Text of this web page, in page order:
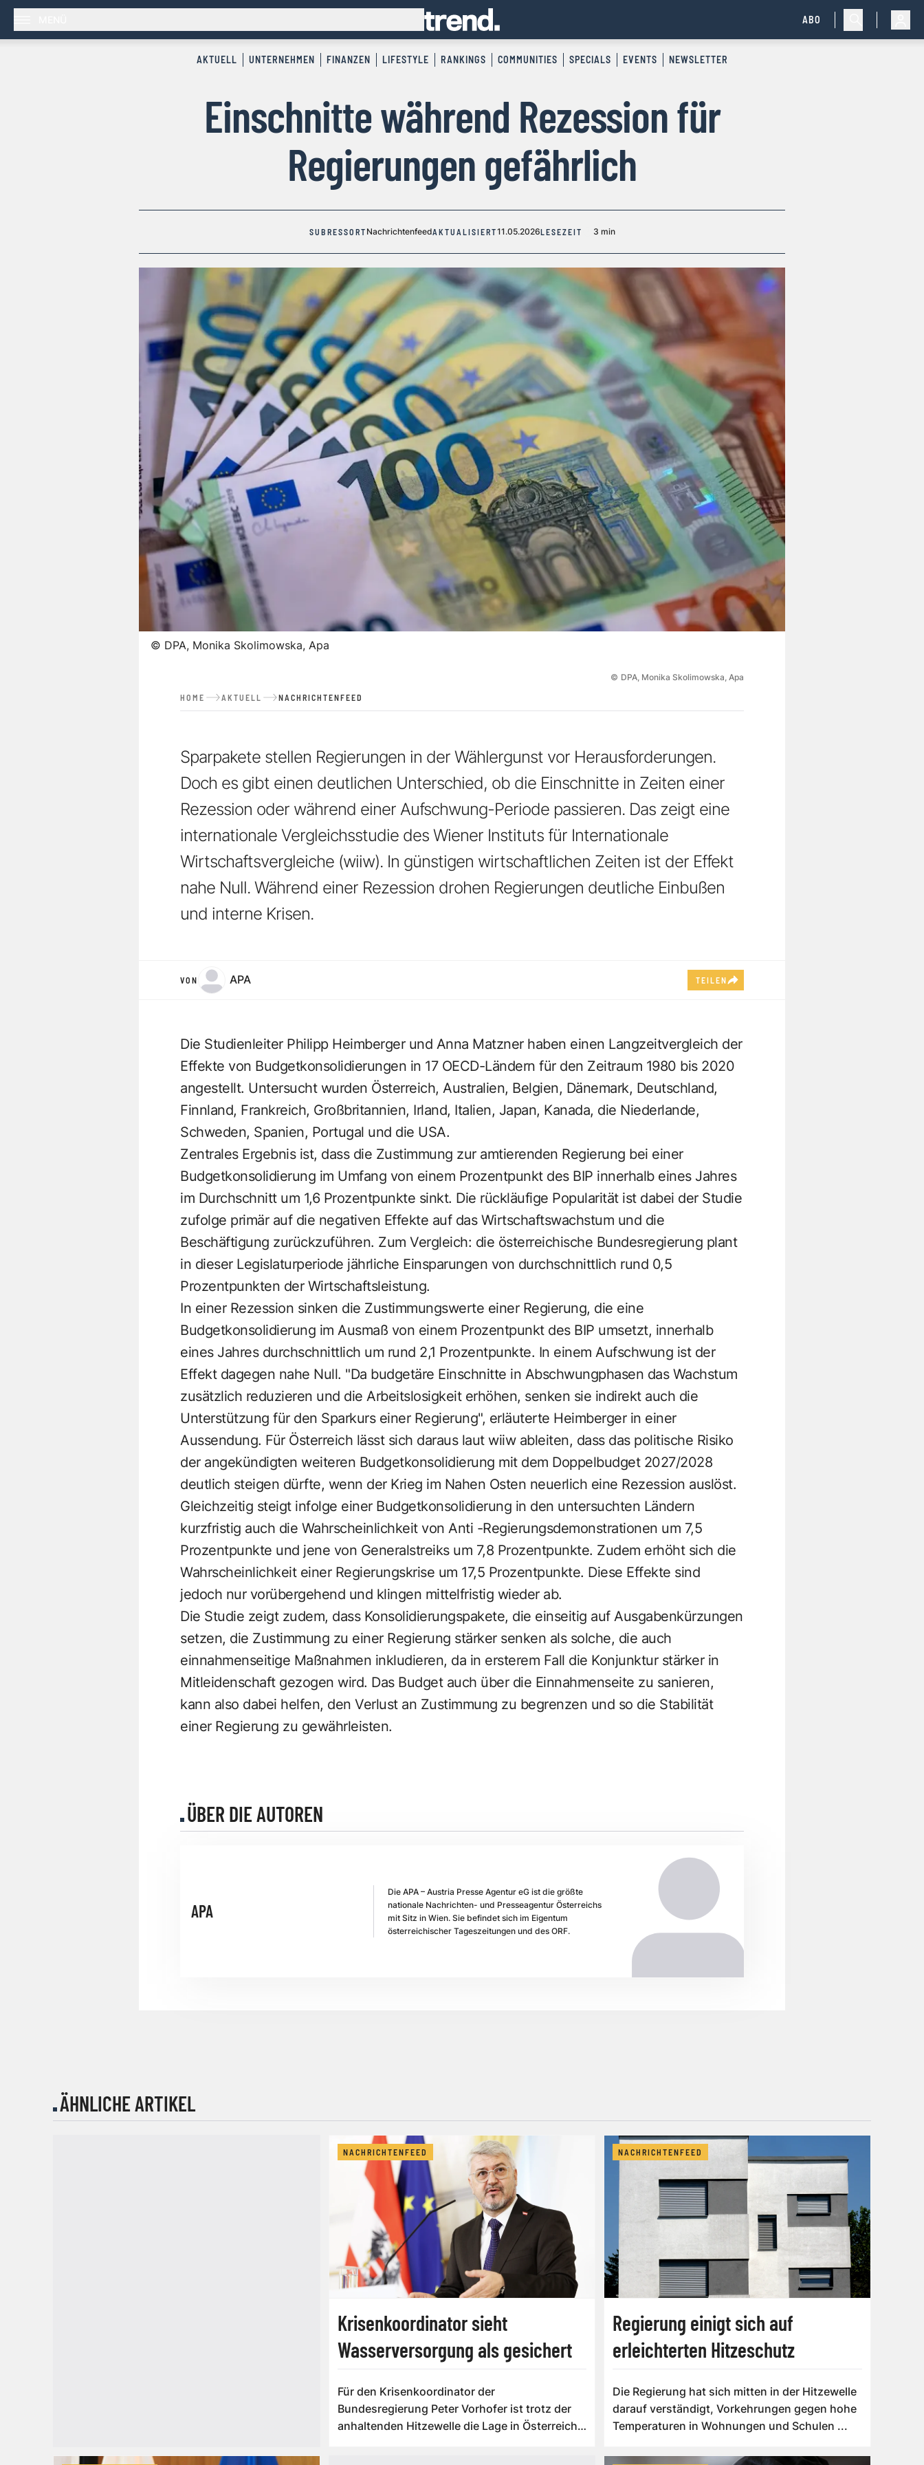
ABO
AKTUELL UNTERNEHMEN FINANZEN LIFESTYLE RANKINGS COMMUNITIES SPECIALS EVENTS NEWSLETTER
Einschnitte während Rezession für
Regierungen gefährlich
SUBRESSORT NachrichtenfeedAKTUALISIERT11.05.2026LESEZEIT 3 min
© DPA, Monika Skolimowska, Apa
© DPA, Monika Skolimowska, Apa
HOME AKTUELL NACHRICHTENFEED
Sparpakete stellen Regierungen in der Wählergunst vor Herausforderungen.
Doch es gibt einen deutlichen Unterschied, ob die Einschnitte in Zeiten einer
Rezession oder während einer Aufschwung-Periode passieren. Das zeigt eine
internationale Vergleichsstudie des Wiener Instituts für Internationale
Wirtschaftsvergleiche (wiiw). In günstigen wirtschaftlichen Zeiten ist der Effekt
nahe Null. Während einer Rezession drohen Regierungen deutliche Einbußen
und interne Krisen.
VON APA TEILEN
Die Studienleiter Philipp Heimberger und Anna Matzner haben einen Langzeitvergleich der
Effekte von Budgetkonsolidierungen in 17 OECD-Ländern für den Zeitraum 1980 bis 2020
angestellt. Untersucht wurden Österreich, Australien, Belgien, Dänemark, Deutschland,
Finnland, Frankreich, Großbritannien, Irland, Italien, Japan, Kanada, die Niederlande,
Schweden, Spanien, Portugal und die USA.
Zentrales Ergebnis ist, dass die Zustimmung zur amtierenden Regierung bei einer
Budgetkonsolidierung im Umfang von einem Prozentpunkt des BIP innerhalb eines Jahres
im Durchschnitt um 1,6 Prozentpunkte sinkt. Die rückläufige Popularität ist dabei der Studie
zufolge primär auf die negativen Effekte auf das Wirtschaftswachstum und die
Beschäftigung zurückzuführen. Zum Vergleich: die österreichische Bundesregierung plant
in dieser Legislaturperiode jährliche Einsparungen von durchschnittlich rund 0,5
Prozentpunkten der Wirtschaftsleistung.
In einer Rezession sinken die Zustimmungswerte einer Regierung, die eine
Budgetkonsolidierung im Ausmaß von einem Prozentpunkt des BIP umsetzt, innerhalb
eines Jahres durchschnittlich um rund 2,1 Prozentpunkte. In einem Aufschwung ist der
Effekt dagegen nahe Null. "Da budgetäre Einschnitte in Abschwungphasen das Wachstum
zusätzlich reduzieren und die Arbeitslosigkeit erhöhen, senken sie indirekt auch die
Unterstützung für den Sparkurs einer Regierung", erläuterte Heimberger in einer
Aussendung. Für Österreich lässt sich daraus laut wiiw ableiten, dass das politische Risiko
der angekündigten weiteren Budgetkonsolidierung mit dem Doppelbudget 2027/2028
deutlich steigen dürfte, wenn der Krieg im Nahen Osten neuerlich eine Rezession auslöst.
Gleichzeitig steigt infolge einer Budgetkonsolidierung in den untersuchten Ländern
kurzfristig auch die Wahrscheinlichkeit von Anti -Regierungsdemonstrationen um 7,5
Prozentpunkte und jene von Generalstreiks um 7,8 Prozentpunkte. Zudem erhöht sich die
Wahrscheinlichkeit einer Regierungskrise um 17,5 Prozentpunkte. Diese Effekte sind
jedoch nur vorübergehend und klingen mittelfristig wieder ab.
Die Studie zeigt zudem, dass Konsolidierungspakete, die einseitig auf Ausgabenkürzungen
setzen, die Zustimmung zu einer Regierung stärker senken als solche, die auch
einnahmenseitige Maßnahmen inkludieren, da in ersterem Fall die Konjunktur stärker in
Mitleidenschaft gezogen wird. Das Budget auch über die Einnahmenseite zu sanieren,
kann also dabei helfen, den Verlust an Zustimmung zu begrenzen und so die Stabilität
einer Regierung zu gewährleisten.
ÜBER DIE AUTOREN
APA
Die APA – Austria Presse Agentur eG ist die größte
nationale Nachrichten- und Presseagentur Österreichs
mit Sitz in Wien. Sie befindet sich im Eigentum
österreichischer Tageszeitungen und des ORF.
ÄHNLICHE ARTIKEL
NACHRICHTENFEED
Krisenkoordinator sieht
Wasserversorgung als gesichert
Für den Krisenkoordinator der
Bundesregierung Peter Vorhofer ist trotz der
anhaltenden Hitzewelle die Lage in Österreich
NACHRICHTENFEED
Regierung einigt sich auf
erleichterten Hitzeschutz
Die Regierung hat sich mitten in der Hitzewelle
darauf verständigt, Vorkehrungen gegen hohe
Temperaturen in Wohnungen und Schulen ...